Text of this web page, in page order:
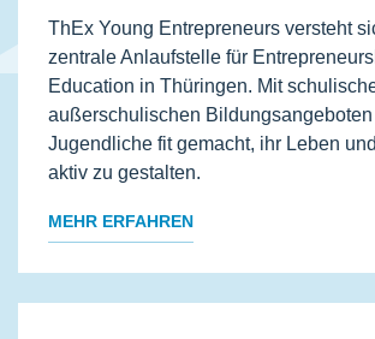
ThEx Young Entrepreneurs versteht
zentrale Anlaufstelle für
Education in Thüringen. Mit
außerschulischen
Jugendliche fit gemacht, ihr Leben
aktiv zu gestalten.
MEHR ERFAHREN